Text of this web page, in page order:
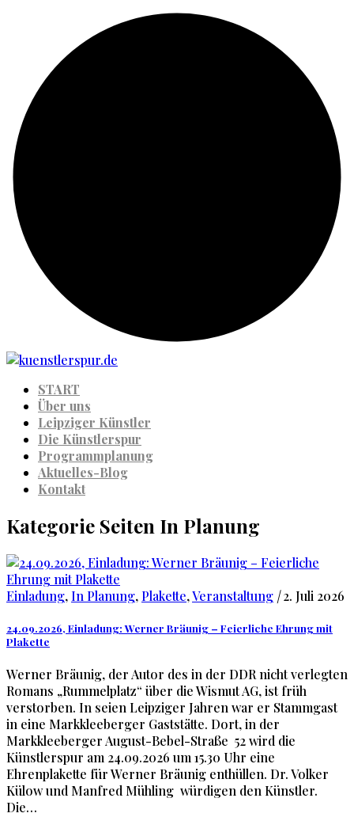
START
Über uns
Leipziger Künstler
Die Künstlerspur
Programmplanung
Aktuelles-Blog
Kontakt
Kategorie Seiten In Planung
Einladung, In Planung, Plakette,Veranstaltung | 2. Juli 2026
24.09.2026, Einladung: Werner Bräunig – Feierliche Ehrung mit
Plakette
Werner Bräunig, der Autor des in der DDR nicht verlegten
Romans „Rummelplatz“ über die Wismut AG, ist früh
verstorben. In seien Leipziger Jahren war er Stammgast
in eine Markkleeberger Gaststätte. Dort, in der
Markkleeberger August-Bebel-Straße 52 wird die
Künstlerspur am 24.09.2026 um 15.30 Uhr eine
Ehrenplakette für Werner Bräunig enthüllen. Dr. Volker
Külow und Manfred Mühling würdigen den Künstler.
Die…